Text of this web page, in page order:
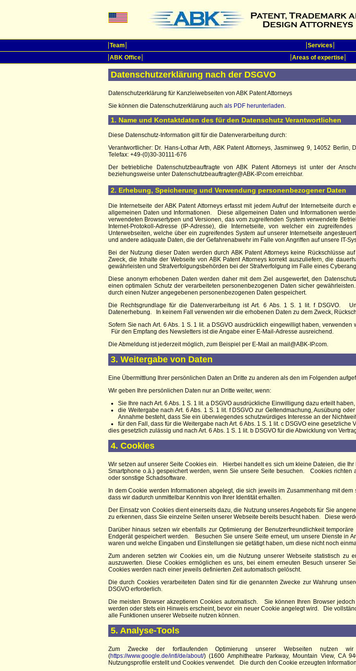
Team Services
ABK Office
Areas of expertise
Datenschutzerklärung nach der DSGVO
Datenschutzerklärung für Kanzleiwebseiten von ABK Patent Attorneys
Sie können die Datenschutzerklärung auch als PDF herunterladen.
1. Name und Kontaktdaten des für den Datenschutz Verantwortlichen
Diese Datenschutz-Information gilt für die Datenverarbeitung durch:
Verantwortlicher: Dr. Hans-Lothar Arth, ABK Patent Attorneys, Jasminweg 9, 14052 Berlin,
Telefax: +49-(0)30-30111-676
Der betriebliche Datenschutzbeauftragte von ABK Patent Attorneys ist unter der
beziehungsweise unter Datenschutzbeauftragter@ABK-IP.com erreichbar.
2. Erhebung, Speicherung und Verwendung personenbezogener Daten
Die Internetseite der ABK Patent Attorneys erfasst mit jedem Aufruf der Internetseite durch
allgemeinen Daten und Informationen.
Diese allgemeinen Daten und Informationen
verwendeten Browsertypen und Versionen, das vom zugreifenden System verwendete
Internet-Protokoll-Adresse (IP-Adresse), die Internetseite, von welcher ein
Unterwebseiten, welche über ein zugreifendes System auf unserer Internetseite
und andere adäquate Daten, die der Gefahrenabwehr im Falle von Angriffen auf unsere IT-
Bei der Nutzung dieser Daten werden durch ABK Patent Attorneys keine Rückschlüsse
Zweck, die Inhalte der Webseite von ABK Patent Attorneyskorrekt auszuliefern, die
gewährleisten und Strafverfolgungsbehörden bei der Strafverfolgung im Falle eines
Diese anonym erhobenen Daten werden daher mit dem Ziel ausgewertet, den
einen optimalen Schutz der verarbeiteten personenbezogenen Daten sicher gewährleisten.
durch einen Nutzer angegebenen personenbezogenen Daten gespeichert.
Die Rechtsgrundlage für die Datenverarbeitung ist Art. 6 Abs. 1 S. 1 lit. f DSGVO.
Datenerhebung.
In keinem Fall verwenden wir die erhobenen Daten zu dem Zweck,
Sofern Sie nach Art. 6 Abs. 1 S. 1 lit. a DSGVO ausdrücklich eingewilligt haben,
Für den Empfang des Newsletters ist die Angabe einer E-Mail-Adresse ausreichend.
Die Abmeldung ist jederzeit möglich, zum Beispiel per E-Mail an mail@ABK-IP.com.
3. Weitergabe von Daten
Eine Übermittlung Ihrer persönlichen Daten an Dritte zu anderen als den im Folgenden
Wir geben Ihre persönlichen Daten nur an Dritte weiter, wenn:
Sie Ihre nach Art. 6 Abs. 1 S. 1 lit. a DSGVO ausdrückliche Einwilligung dazu erteilt haben,
die Weitergabe nach Art. 6 Abs. 1 S. 1 lit. f DSGVO zur Geltendmachung, Ausübung
Annahme besteht, dass Sie ein überwiegendes schutzwürdiges Interesse an der
für den Fall, dass für die Weitergabe nach Art. 6 Abs. 1 S. 1 lit. c DSGVO eine gesetzliche
dies gesetzlich zulässig und nach Art. 6 Abs. 1 S. 1 lit. b DSGVO für die Abwicklung von
4. Cookies
Wir setzen auf unserer Seite Cookies ein. Hierbei handelt es sich um kleine Dateien, die
Smartphone o.ä.) gespeichert werden, wenn Sie unsere Seite besuchen. Cookies
oder sonstige Schadsoftware.
In dem Cookie werden Informationen abgelegt, die sich jeweils im Zusammenhang mit
dass wir dadurch unmittelbar Kenntnis von Ihrer Identität erhalten.
Der Einsatz von Cookies dient einerseits dazu, die Nutzung unseres Angebots für Sie
zu erkennen, dass Sie einzelne Seiten unserer Webseite bereits besucht haben. Diese
Darüber hinaus setzen wir ebenfalls zur Optimierung der Benutzerfreundlichkeit
Endgerät gespeichert werden. Besuchen Sie unsere Seite erneut, um unsere Dienste in
waren und welche Eingaben und Einstellungen sie getätigt haben, um diese nicht noch
Zum anderen setzten wir Cookies ein, um die Nutzung unserer Webseite statistisch zu
auszuwerten. Diese Cookies ermöglichen es uns, bei einem erneuten Besuch unserer
Cookies werden nach einer jeweils definierten Zeit automatisch gelöscht.
Die durch Cookies verarbeiteten Daten sind für die genannten Zwecke zur Wahrung
DSGVO erforderlich.
Die meisten Browser akzeptieren Cookies automatisch. Sie können Ihren Browser
werden oder stets ein Hinweis erscheint, bevor ein neuer Cookie angelegt wird. Die
alle Funktionen unserer Webseite nutzen können.
5. Analyse-Tools
Zum Zwecke der fortlaufenden Optimierung unserer Webseiten nutzen
(https://www.google.de/intl/de/about/) (1600 Amphitheatre Parkway, Mountain View, CA
Nutzungsprofile erstellt und Cookies verwendet. Die durch den Cookie erzeugten